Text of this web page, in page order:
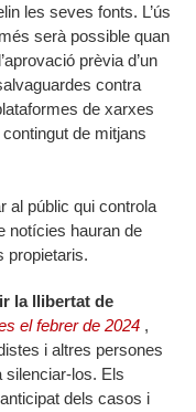
les seves fonts. L’ús
serà possible quan
prèvia d’un
contra
de xarxes
de mitjans
al públic qui controla
notícies hauran de
propietaris.
la llibertat de
el febrer de 2024 ,
i altres persones
silenciar-los. Els
dels casos i